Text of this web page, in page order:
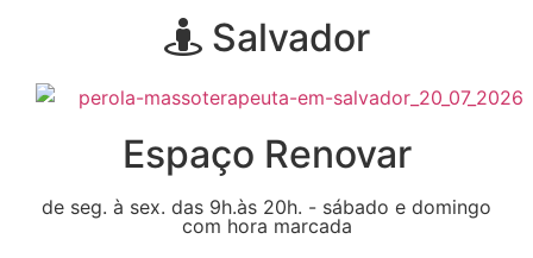
Salvador
Espaço Renovar
de seg. à sex. das 9h.às 20h. - sábado e domingo
com hora marcada